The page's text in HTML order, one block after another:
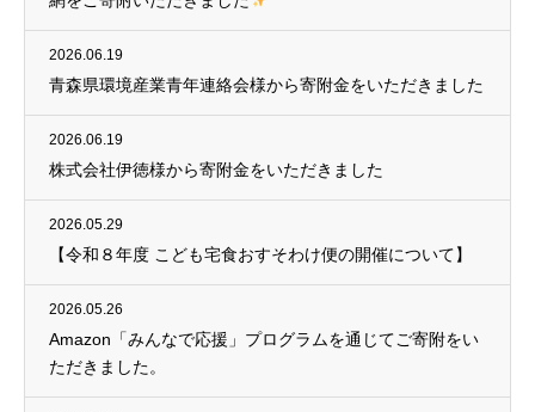
2026.06.19
青森県環境産業青年連絡会様から寄附金をいただきました
2026.06.19
株式会社伊徳様から寄附金をいただきました
2026.05.29
【令和８年度 こども宅食おすそわけ便の開催について】
2026.05.26
Amazon「みんなで応援」プログラムを通じてご寄附をい
ただきました。